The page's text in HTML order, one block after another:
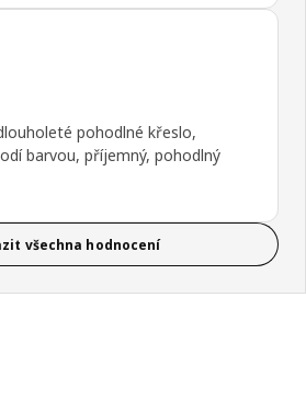
výrobku: 5 z 5 hvězdičky/hvězdiček
pohodlné křeslo,
barvou, příjemný, pohodlný
všechna hodnocení